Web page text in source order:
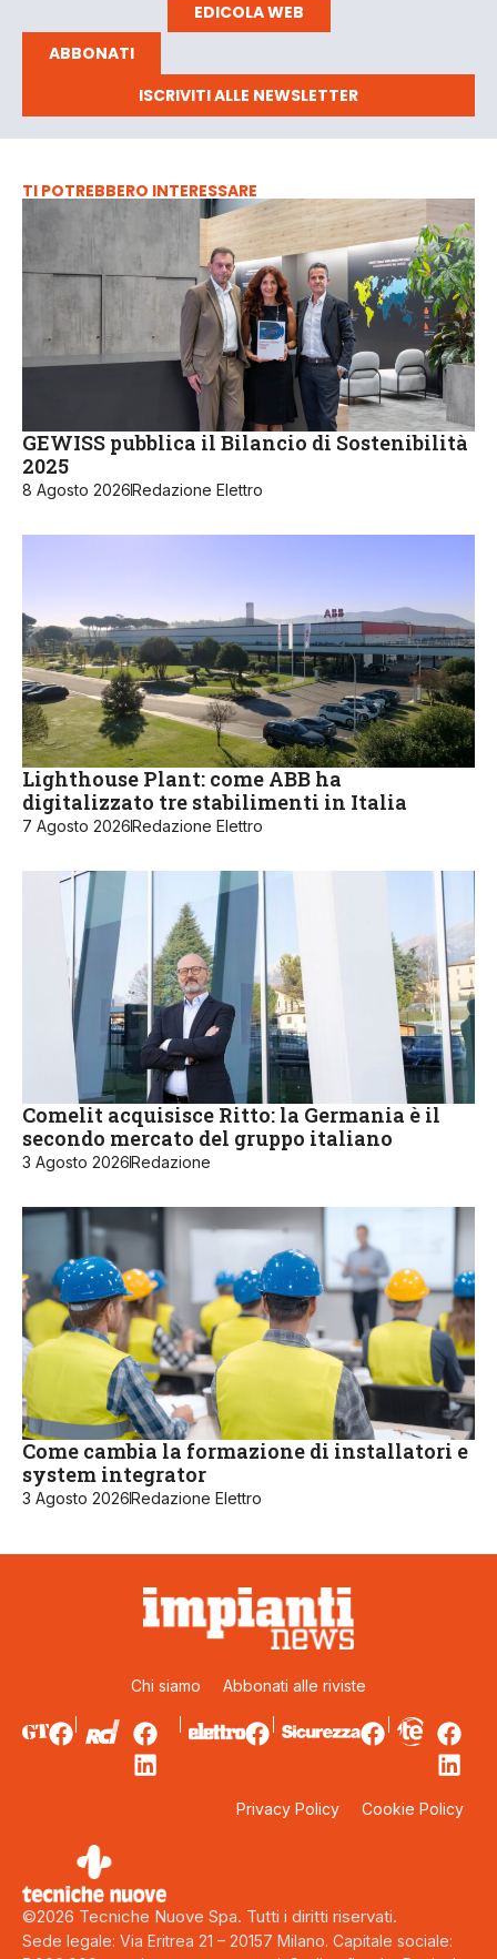
EDICOLA WEB
ABBONATI
ISCRIVITI ALLE NEWSLETTER
TI POTREBBERO INTERESSARE
GEWISS pubblica il Bilancio di Sostenibilità
2025
8 Agosto 2026Redazione Elettro
Lighthouse Plant: come ABB ha
digitalizzato tre stabilimenti in Italia
7 Agosto 2026Redazione Elettro
Comelit acquisisce Ritto: la Germania è il
secondo mercato del gruppo italiano
3 Agosto 2026Redazione
Come cambia la formazione di installatori e
system integrator
3 Agosto 2026Redazione Elettro
Chi siamo Abbonati alle riviste
Privacy Policy Cookie Policy
©2026 Tecniche Nuove Spa. Tutti i diritti riservati.
Sede legale: Via Eritrea 21 – 20157 Milano. Capitale sociale: